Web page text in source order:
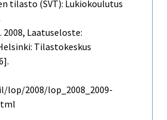
tilasto (SVT): Lukiokoulutus
2008, Laatuseloste:
Tilastokeskus
2008/lop_2008_2009-